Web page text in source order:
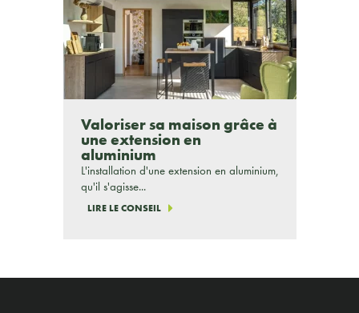
Valoriser sa maison grâce à
une extension en
aluminium
L'installation d'une extension en aluminium,
qu'il s'agisse...
LIRE LE CONSEIL